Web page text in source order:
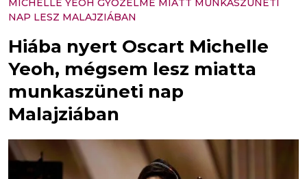
MICHELLE YEOH GYŐZELME MIATT MUNKASZÜNETI
NAP LESZ MALAJZIÁBAN
Hiába nyert Oscart Michelle
Yeoh, mégsem lesz miatta
munkaszüneti nap
Malajziában